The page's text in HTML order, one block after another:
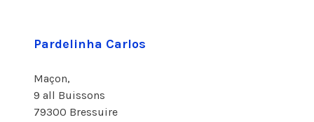
Pardelinha Carlos
Maçon,
9 all Buissons
79300 Bressuire